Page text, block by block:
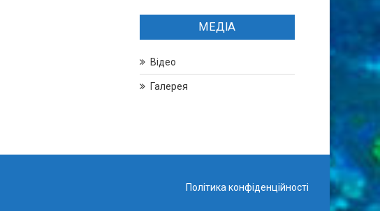
МЕДІА
Відео
Галерея
Політика конфіденційності